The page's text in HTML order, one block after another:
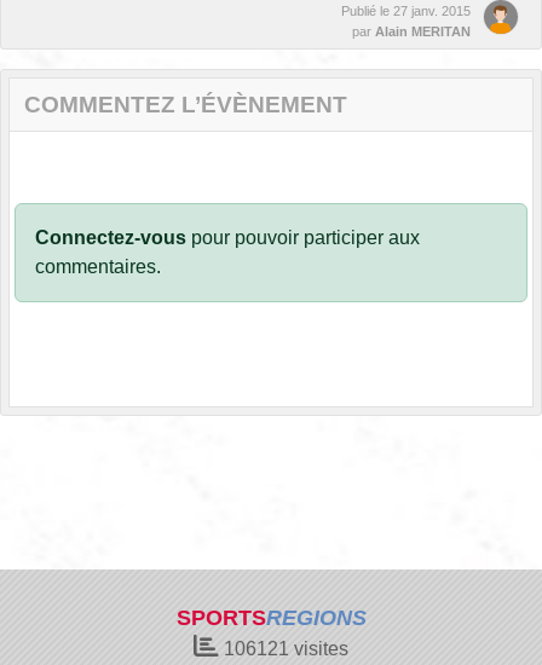
Publié le 27 janv. 2015
par Alain MERITAN
COMMENTEZ L’ÉVÈNEMENT
Connectez-vous pour pouvoir participer aux
commentaires.
SPORTSREGIONS
106121 visites